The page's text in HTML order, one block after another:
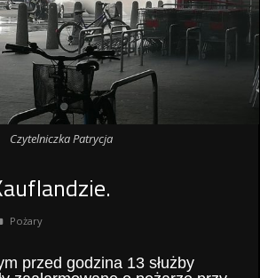
Czytelniczka Patrycja
Pożary
przed godzina 13 służby